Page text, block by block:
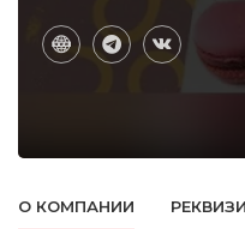
О КОМПАНИИ